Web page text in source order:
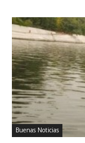
Buenas Noticias